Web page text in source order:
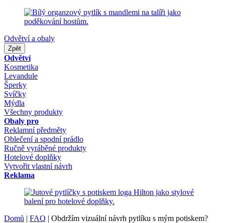
Odvětví a obaly
Zpět
Odvětví
Kosmetika
Levandule
Šperky
Svíčky
Mýdla
Všechny produkty
Obaly pro
Reklamní předměty
Oblečení a spodní prádlo
Ručně vyráběné produkty
Hotelové doplňky
Vytvořit vlastní návrh
Reklama
Domů | FAQ | Obdržím vizuální návrh pytlíku s mým potiskem?